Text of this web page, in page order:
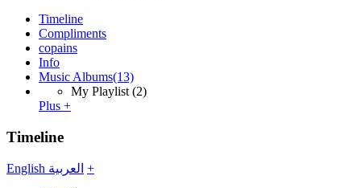
Timeline
Compliments
copains
Info
Music Albums(13)
My Playlist (2)
Plus +
Timeline
English العربية +